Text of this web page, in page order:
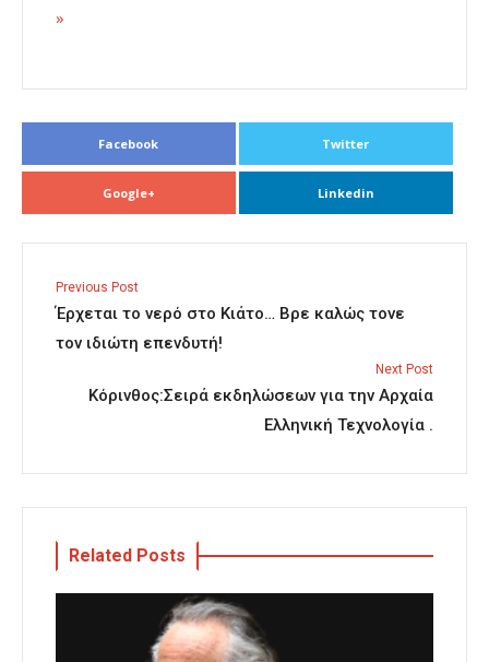
»
Facebook Twitter
Google+ Linkedin
Previous Post
Έρχεται το νερό στο Κιάτο… Βρε καλώς τονε
τον ιδιώτη επενδυτή!
Next Post
Κόρινθος:Σειρά εκδηλώσεων για την Αρχαία
Ελληνική Τεχνολογία .
Related Posts